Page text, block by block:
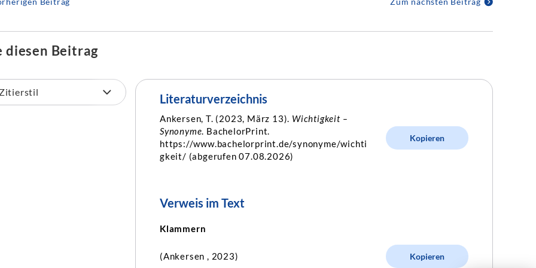
diesen Beitrag
Literaturverzeichnis
Ankersen, T. (2023, März 13). Wichtigkeit –
Synonyme. BachelorPrint.
https://www.bachelorprint.de/synonyme/wichti
gkeit/ (abgerufen 07.08.2026)
Kopieren
Verweis im Text
Klammern
(Ankersen , 2023) Kopieren